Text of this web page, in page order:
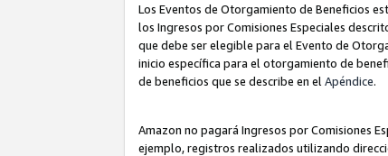
Los Eventos de Otorgamiento de Beneficios
los Ingresos por Comisiones Especiales
que debe ser elegible para el Evento de
inicio específica para el otorgamiento de
de beneficios que se describe en el Apéndice.
Amazon no pagará Ingresos por Comisiones
ejemplo, registros realizados utilizando